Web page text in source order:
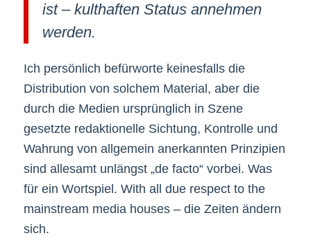
ist – kulthaften Status annehmen
werden.
Ich persönlich befürworte keinesfalls die
Distribution von solchem Material, aber die
durch die Medien ursprünglich in Szene
gesetzte redaktionelle Sichtung, Kontrolle und
Wahrung von allgemein anerkannten Prinzipien
sind allesamt unlängst „de facto“ vorbei. Was
für ein Wortspiel. With all due respect to the
mainstream media houses – die Zeiten ändern
sich.